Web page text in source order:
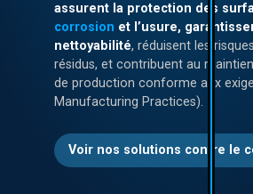
assurent la protection des
corrosion et l’usure,
nettoyabilité, réduisent les
résidus, et contribuent au
de production conforme aux
Manufacturing Practices).
Voir nos solutions contre le